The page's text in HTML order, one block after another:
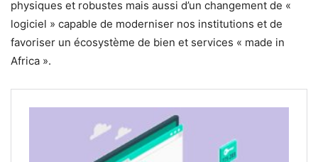
physiques et robustes mais aussi d’un changement de «
logiciel » capable de moderniser nos institutions et de
favoriser un écosystème de bien et services « made in
Africa ».